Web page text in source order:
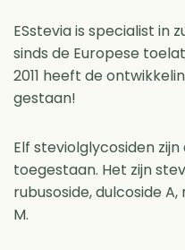
ESstevia is specialist in
sinds de Europese
2011 heeft de
gestaan!
Elf steviolglycosiden
toegestaan. Het zijn
rubusoside, dulcoside A,
M.